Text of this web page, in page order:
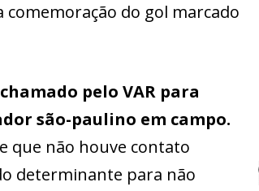
do gol marcado
pelo VAR para
são-paulino em campo.
que não houve contato
determinante para não